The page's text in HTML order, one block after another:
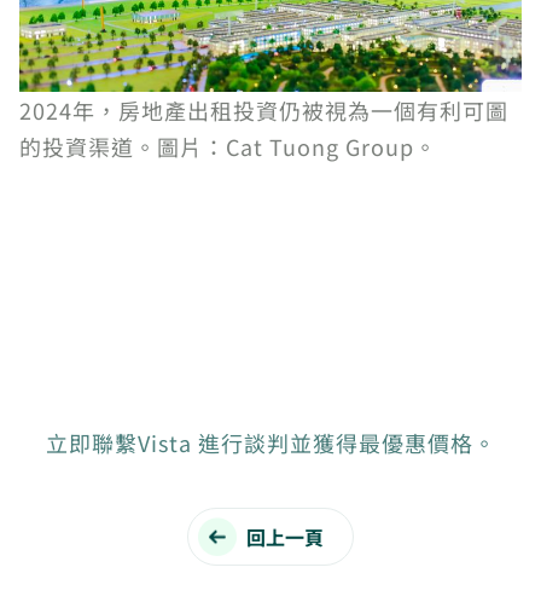
2024年，房地產出租投資仍被視為一個有利可圖
的投資渠道。圖片：Cat Tuong Group。
立即聯繫Vista 進行談判並獲得最優惠價格。
回上一頁